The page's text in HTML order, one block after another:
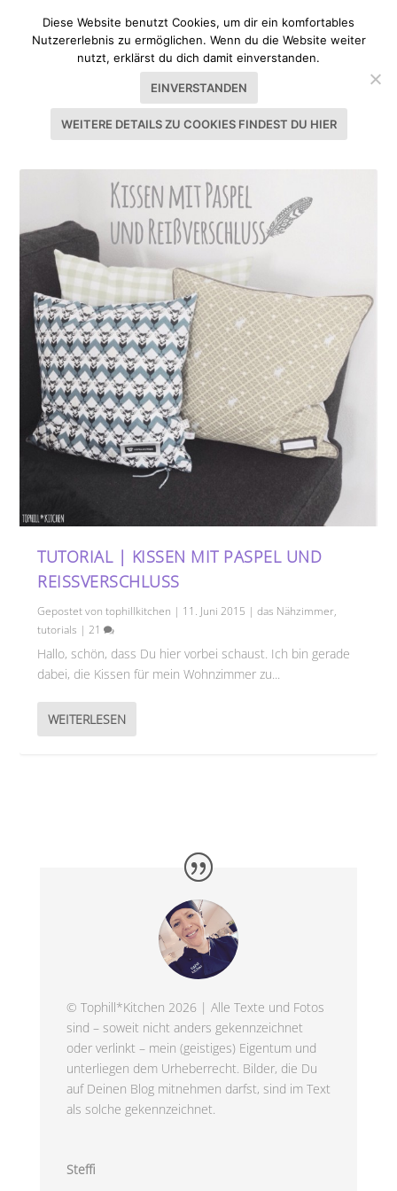
SCHLAGWORT:SCHRITT FÜR SCHRITT
TUTORIAL | KISSEN MIT PASPEL UND
REISSVERSCHLUSS
Gepostet vontophillkitchen | 11. Juni 2015 |das Nähzimmer,
tutorials |21
Hallo, schön, dass Du hier vorbei schaust. Ich bin gerade
dabei, die Kissen für mein Wohnzimmer zu...
WEITERLESEN
© Tophill*Kitchen 2026 | Alle Texte und Fotos
sind – soweit nicht anders gekennzeichnet
oder verlinkt – mein (geistiges) Eigentum und
unterliegen dem Urheberrecht. Bilder, die Du
auf Deinen Blog mitnehmen darfst, sind im Text
als solche gekennzeichnet.
Steffi
Diese Website benutzt Cookies, um dir ein komfortables
Nutzererlebnis zu ermöglichen. Wenn du die Website weiter
nutzt, erklärst du dich damit einverstanden.
EINVERSTANDEN
WEITERE DETAILS ZU COOKIES FINDEST DU HIER